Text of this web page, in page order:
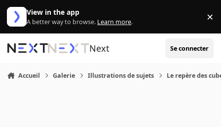
Aller au contenu
View in the app
A better way to browse. Learn more. ×
Next Se connecter
Accueil Galerie Illustrations de sujets Le repère des